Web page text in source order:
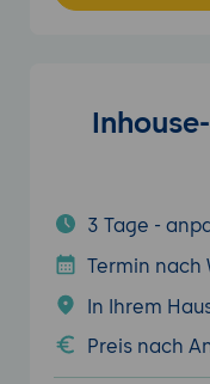
3 Tage -
Termin nach
In Ihrem
Preis nach